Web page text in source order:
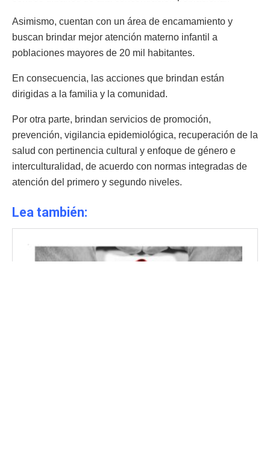
Asimismo, cuentan con un área de encamamiento y
buscan brindar mejor atención materno infantil a
poblaciones mayores de 20 mil habitantes.
En consecuencia, las acciones que brindan están
dirigidas a la familia y la comunidad.
Por otra parte, brindan servicios de promoción,
prevención, vigilancia epidemiológica, recuperación de la
salud con pertinencia cultural y enfoque de género e
interculturalidad, de acuerdo con normas integradas de
atención del primero y segundo niveles.
Lea también: